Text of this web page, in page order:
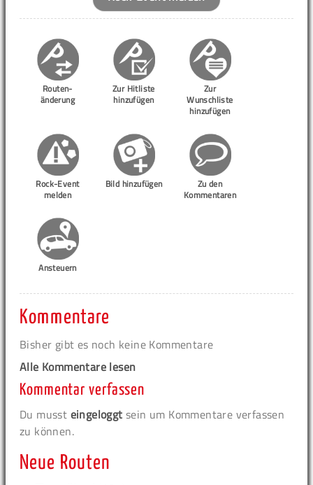
Routen-
änderung
Zur Hitliste
hinzufügen
Zur
Wunschliste
hinzufügen
Rock-Event
melden
Bild hinzufügen
Zu den
Kommentaren
Ansteuern
Kommentare
Bisher gibt es noch keine Kommentare
Alle Kommentare lesen
Kommentar verfassen
Du musst eingeloggt sein um Kommentare verfassen
zu können.
Neue Routen